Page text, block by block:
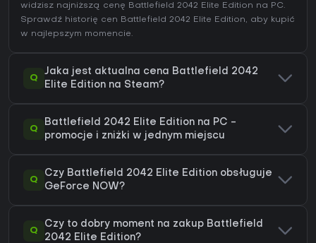
widzisz najniższą cenę Battlefield 2042 Elite Edition na PC.
Sprawdź historię cen Battlefield 2042 Elite Edition, aby kupić
w najlepszym momencie.
Q
Jaka jest aktualna cena Battlefield 2042
Elite Edition na Steam?
Q
Battlefield 2042 Elite Edition na PC -
promocje i zniżki w jednym miejscu
Q
Czy Battlefield 2042 Elite Edition obsługuje
GeForce NOW?
Q
Czy to dobry moment na zakup Battlefield
2042 Elite Edition?